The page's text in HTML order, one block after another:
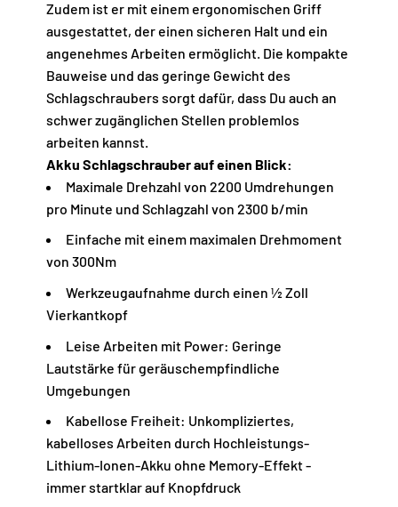
Zudem ist er mit einem ergonomischen Griff
ausgestattet, der einen sicheren Halt und ein
angenehmes Arbeiten ermöglicht. Die kompakte
Bauweise und das geringe Gewicht des
Schlagschraubers sorgt dafür, dass Du auch an
schwer zugänglichen Stellen problemlos
arbeiten kannst.
Akku Schlagschrauber auf einen Blick:
Maximale Drehzahl von 2200 Umdrehungen
pro Minute und Schlagzahl von 2300 b/min
Einfache mit einem maximalen Drehmoment
von 300Nm
Werkzeugaufnahme durch einen ½ Zoll
Vierkantkopf
Leise Arbeiten mit Power: Geringe
Lautstärke für geräuschempfindliche
Umgebungen
Kabellose Freiheit: Unkompliziertes,
kabelloses Arbeiten durch Hochleistungs-
Lithium-Ionen-Akku ohne Memory-Effekt -
immer startklar auf Knopfdruck